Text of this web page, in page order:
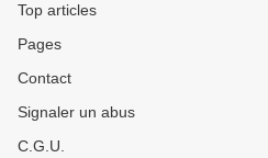
Top articles
Pages
Contact
Signaler un abus
C.G.U.